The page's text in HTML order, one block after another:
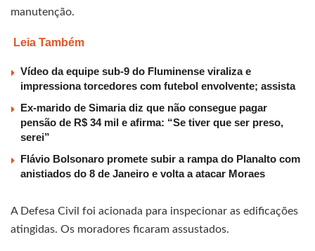
manutenção.
Leia Também
Vídeo da equipe sub-9 do Fluminense viraliza e
impressiona torcedores com futebol envolvente; assista
Ex-marido de Simaria diz que não consegue pagar
pensão de R$ 34 mil e afirma: “Se tiver que ser preso,
serei”
Flávio Bolsonaro promete subir a rampa do Planalto com
anistiados do 8 de Janeiro e volta a atacar Moraes
A Defesa Civil foi acionada para inspecionar as edificações
atingidas. Os moradores ficaram assustados.